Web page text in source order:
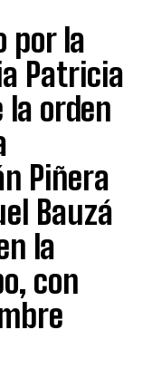
por la
Patricia
la orden
Piñera
Bauzá
la
con